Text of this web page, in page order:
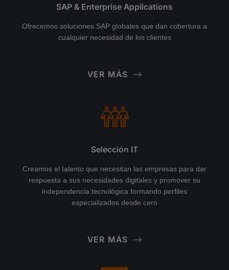
SAP & Enterprise Applications
Ofrecemos soluciones SAP globales que dan cobertura a
cualquier necesidad de los clientes
VER MÁS
Selección IT
Creamos el talento que necesitan las empresas para dar
respuesta a sus necesidades digitales y promover su
independencia tecnológica formando perfiles
especializados desde cero
VER MÁS